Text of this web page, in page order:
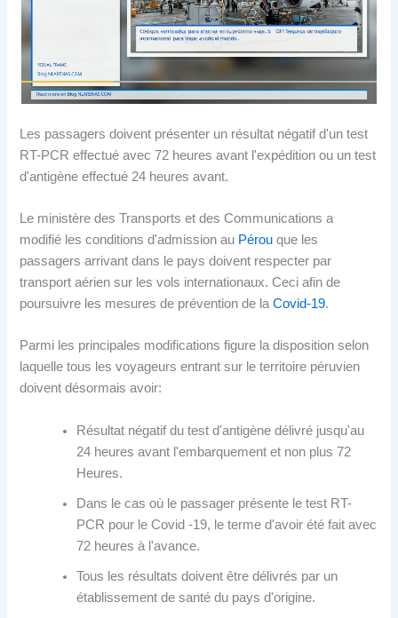
Les passagers doivent présenter un résultat négatif d'un test
RT-PCR effectué avec 72 heures avant l'expédition ou un test
d'antigène effectué 24 heures avant.
Le ministère des Transports et des Communications a
modifié les conditions d'admission au Pérou que les
passagers arrivant dans le pays doivent respecter par
transport aérien sur les vols internationaux. Ceci afin de
poursuivre les mesures de prévention de laCovid-19.
Parmi les principales modifications figure la disposition selon
laquelle tous les voyageurs entrant sur le territoire péruvien
doivent désormais avoir:
Résultat négatif du test d'antigène délivré jusqu'au
24 heures avant l'embarquement et non plus 72
Heures.
Dans le cas où le passager présente le test RT-
PCR pour le Covid -19, le terme d'avoir été fait avec
72 heures à l'avance.
Tous les résultats doivent être délivrés par un
établissement de santé du pays d'origine.